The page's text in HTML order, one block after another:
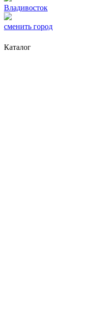
Владивосток
сменить город
Каталог